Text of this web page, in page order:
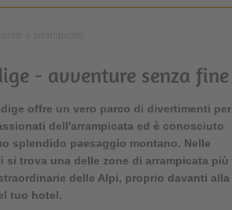
- avventure senza fine
offre un vero parco di divertimenti per
dell'arrampicata ed è conosciuto
splendido paesaggio montano. Nelle
si trova una delle zone di arrampicata più
delle Alpi, proprio davanti alla
tuo hotel.